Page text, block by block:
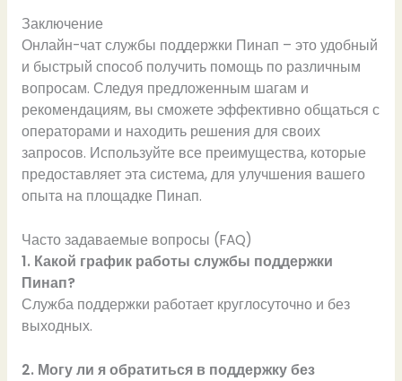
Заключение
Онлайн-чат службы поддержки Пинап – это удобный
и быстрый способ получить помощь по различным
вопросам. Следуя предложенным шагам и
рекомендациям, вы сможете эффективно общаться с
операторами и находить решения для своих
запросов. Используйте все преимущества, которые
предоставляет эта система, для улучшения вашего
опыта на площадке Пинап.
Часто задаваемые вопросы (FAQ)
1. Какой график работы службы поддержки
Пинап?
Служба поддержки работает круглосуточно и без
выходных.
2. Могу ли я обратиться в поддержку без